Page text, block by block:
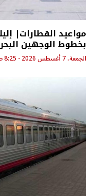
مواعيد القطارات|
بخطوط الوجهين
الجمعة، 7 أغسطس 2026 - 8:25 ص